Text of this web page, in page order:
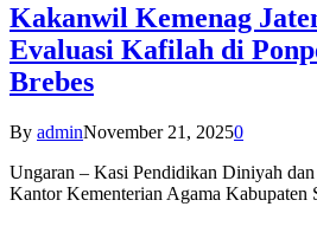
Kakanwil Kemenag
Evaluasi Kafilah di
Brebes
By adminNovember 21, 20250
Ungaran – Kasi Pendidikan Diniyah dan
Kantor Kementerian Agama